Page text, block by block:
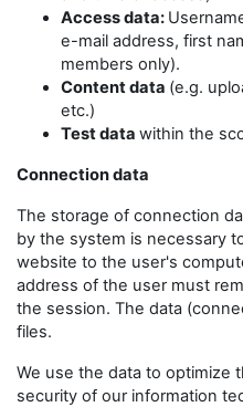
Access data:
e-mail address, first
members only).
Content data (e.g.
etc.)
Test data within the
Connection data
The storage of connection
by the system is necessary
website to the user's
address of the user must
the session. The data
files.
We use the data to optimize
security of our information